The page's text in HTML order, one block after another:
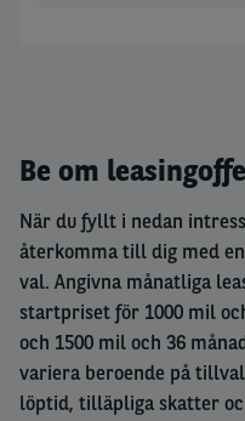
Be om
När du fyllt i nedan
återkomma till dig med
val. Angivna månatliga
startpriset för 1000 mil
och 1500 mil och 36
variera beroende på
löptid, tilläpliga skatter